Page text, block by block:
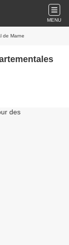
MENU
de Marne